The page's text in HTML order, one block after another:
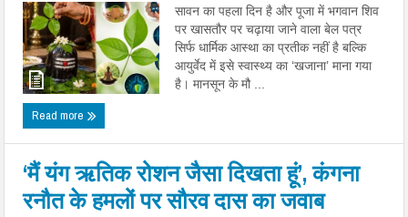
सावन का पहला दिन है और पूजा में भगवान शिव
पर खासतौर पर चढ़ाया जाने वाला बेल पत्र
सिर्फ धार्मिक आस्था का प्रतीक नहीं है बल्कि
आयुर्वेद में इसे स्वास्थ्य का ‘खजाना’ माना गया
है। मानसून के मौ ...
Read more
‘मैं यंग ऋतिक रोशन जैसा दिखता हूं’, कंगना
रनौत के हमलों पर सौरव दास का जवाब